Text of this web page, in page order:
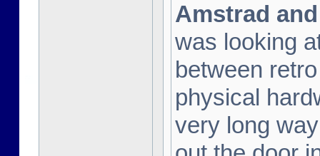
Amstrad
was looking
between
physical
very long